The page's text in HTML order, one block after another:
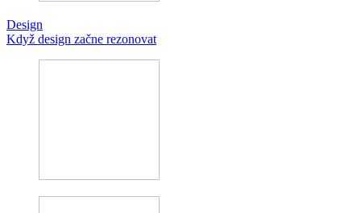
Design
Když design začne rezonovat